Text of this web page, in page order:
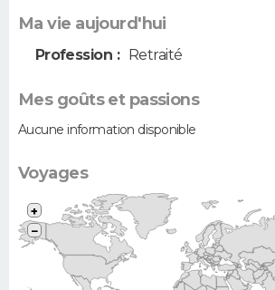
Ma vie aujourd'hui
Profession : Retraité
Mes goûts et passions
Aucune information disponible
Voyages
+
−